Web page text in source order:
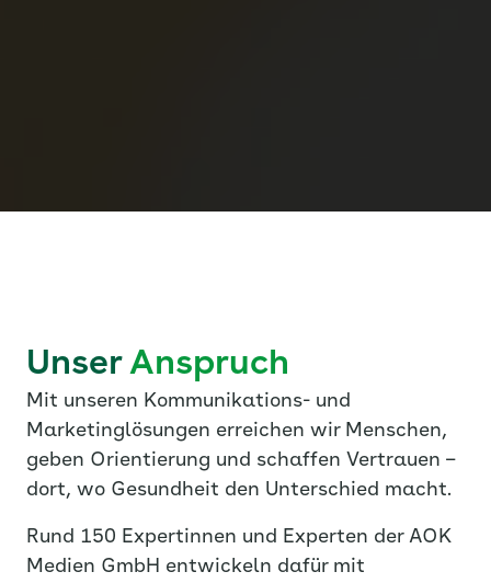
Unser Anspruch
Mit unseren Kommunikations- und
Marketinglösungen erreichen wir Menschen,
geben Orientierung und schaffen Vertrauen –
dort, wo Gesundheit den Unterschied macht.
Rund 150 Expertinnen und Experten der AOK
Medien GmbH entwickeln dafür mit